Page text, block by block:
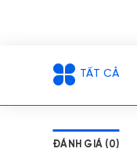
TẤT CẢ
ĐÁNH GIÁ (0)